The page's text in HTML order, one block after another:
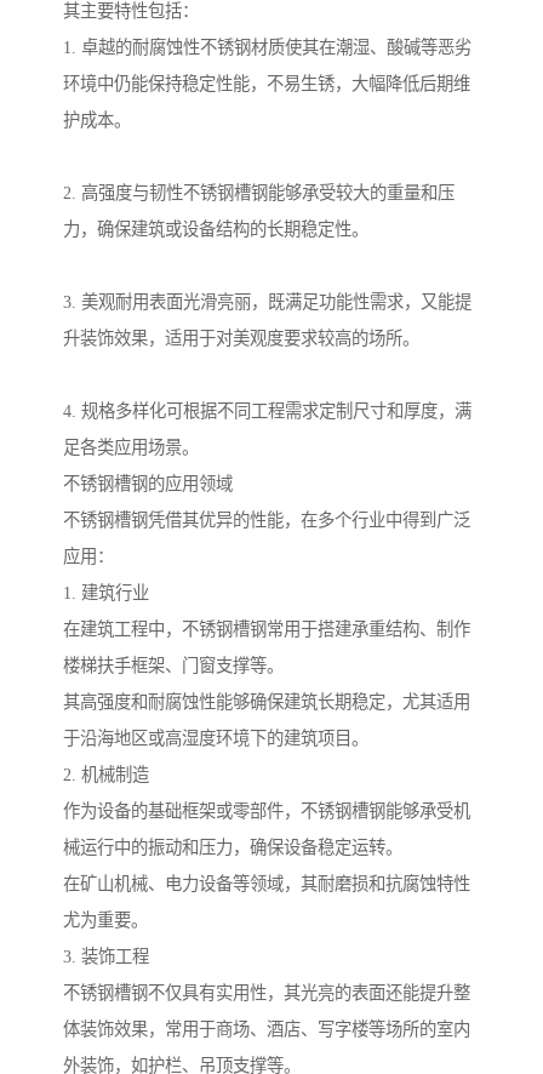
其主要特性包括：
1. 卓越的耐腐蚀性不锈钢材质使其在潮湿、酸碱等恶劣
环境中仍能保持稳定性能，不易生锈，大幅降低后期维
护成本。
2. 高强度与韧性不锈钢槽钢能够承受较大的重量和压
力，确保建筑或设备结构的长期稳定性。
3. 美观耐用表面光滑亮丽，既满足功能性需求，又能提
升装饰效果，适用于对美观度要求较高的场所。
4. 规格多样化可根据不同工程需求定制尺寸和厚度，满
足各类应用场景。
不锈钢槽钢的应用领域
不锈钢槽钢凭借其优异的性能，在多个行业中得到广泛
应用：
1. 建筑行业
在建筑工程中，不锈钢槽钢常用于搭建承重结构、制作
楼梯扶手框架、门窗支撑等。
其高强度和耐腐蚀性能够确保建筑长期稳定，尤其适用
于沿海地区或高湿度环境下的建筑项目。
2. 机械制造
作为设备的基础框架或零部件，不锈钢槽钢能够承受机
械运行中的振动和压力，确保设备稳定运转。
在矿山机械、电力设备等领域，其耐磨损和抗腐蚀特性
尤为重要。
3. 装饰工程
不锈钢槽钢不仅具有实用性，其光亮的表面还能提升整
体装饰效果，常用于商场、酒店、写字楼等场所的室内
外装饰，如护栏、吊顶支撑等。